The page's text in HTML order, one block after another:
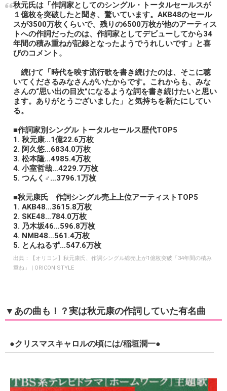
秋元氏は「作詞家としてのシングル・トータルセールスが
１億枚を突破したと聞き、驚いています。AKB48のセール
スが3500万枚くらいで、残りの6500万枚が他のアーティス
トへの作詞だったのは、作詞家としてデビューしてから34
年間の積み重ねが記録となったようでうれしいです」と喜
びのコメント。
続けて「時代を映す流行歌を書き続けたのは、そこに聴
いてくださるみなさんがいたからです。これからも、みな
さんの“思い出の目次”になるような詞を書き続けたいと思い
ます。ありがとうございました」と気持ちを新たにしてい
る。
■作詞家別シングル トータルセールス歴代TOP5
1. 秋元康…1億22.6万枚
2. 阿久悠…6834.0万枚
3. 松本隆…4985.4万枚
4. 小室哲哉…4229.7万枚
5. つんく♂…3796.1万枚
■秋元康氏 作詞シングル売上上位アーティストTOP5
1. AKB48…3615.8万枚
2. SKE48…784.0万枚
3. 乃木坂46…596.8万枚
4. NMB48…561.4万枚
5. とんねるず…547.6万枚
出典：
【オリコン】秋元康氏、作詞シングル総売上が1億枚突破「34年間の積み
重ね」 | ORICON STYLE
▼あの曲も！？実は秋元康の作詞していた有名曲
●クリスマスキャロルの頃には/稲垣潤一●